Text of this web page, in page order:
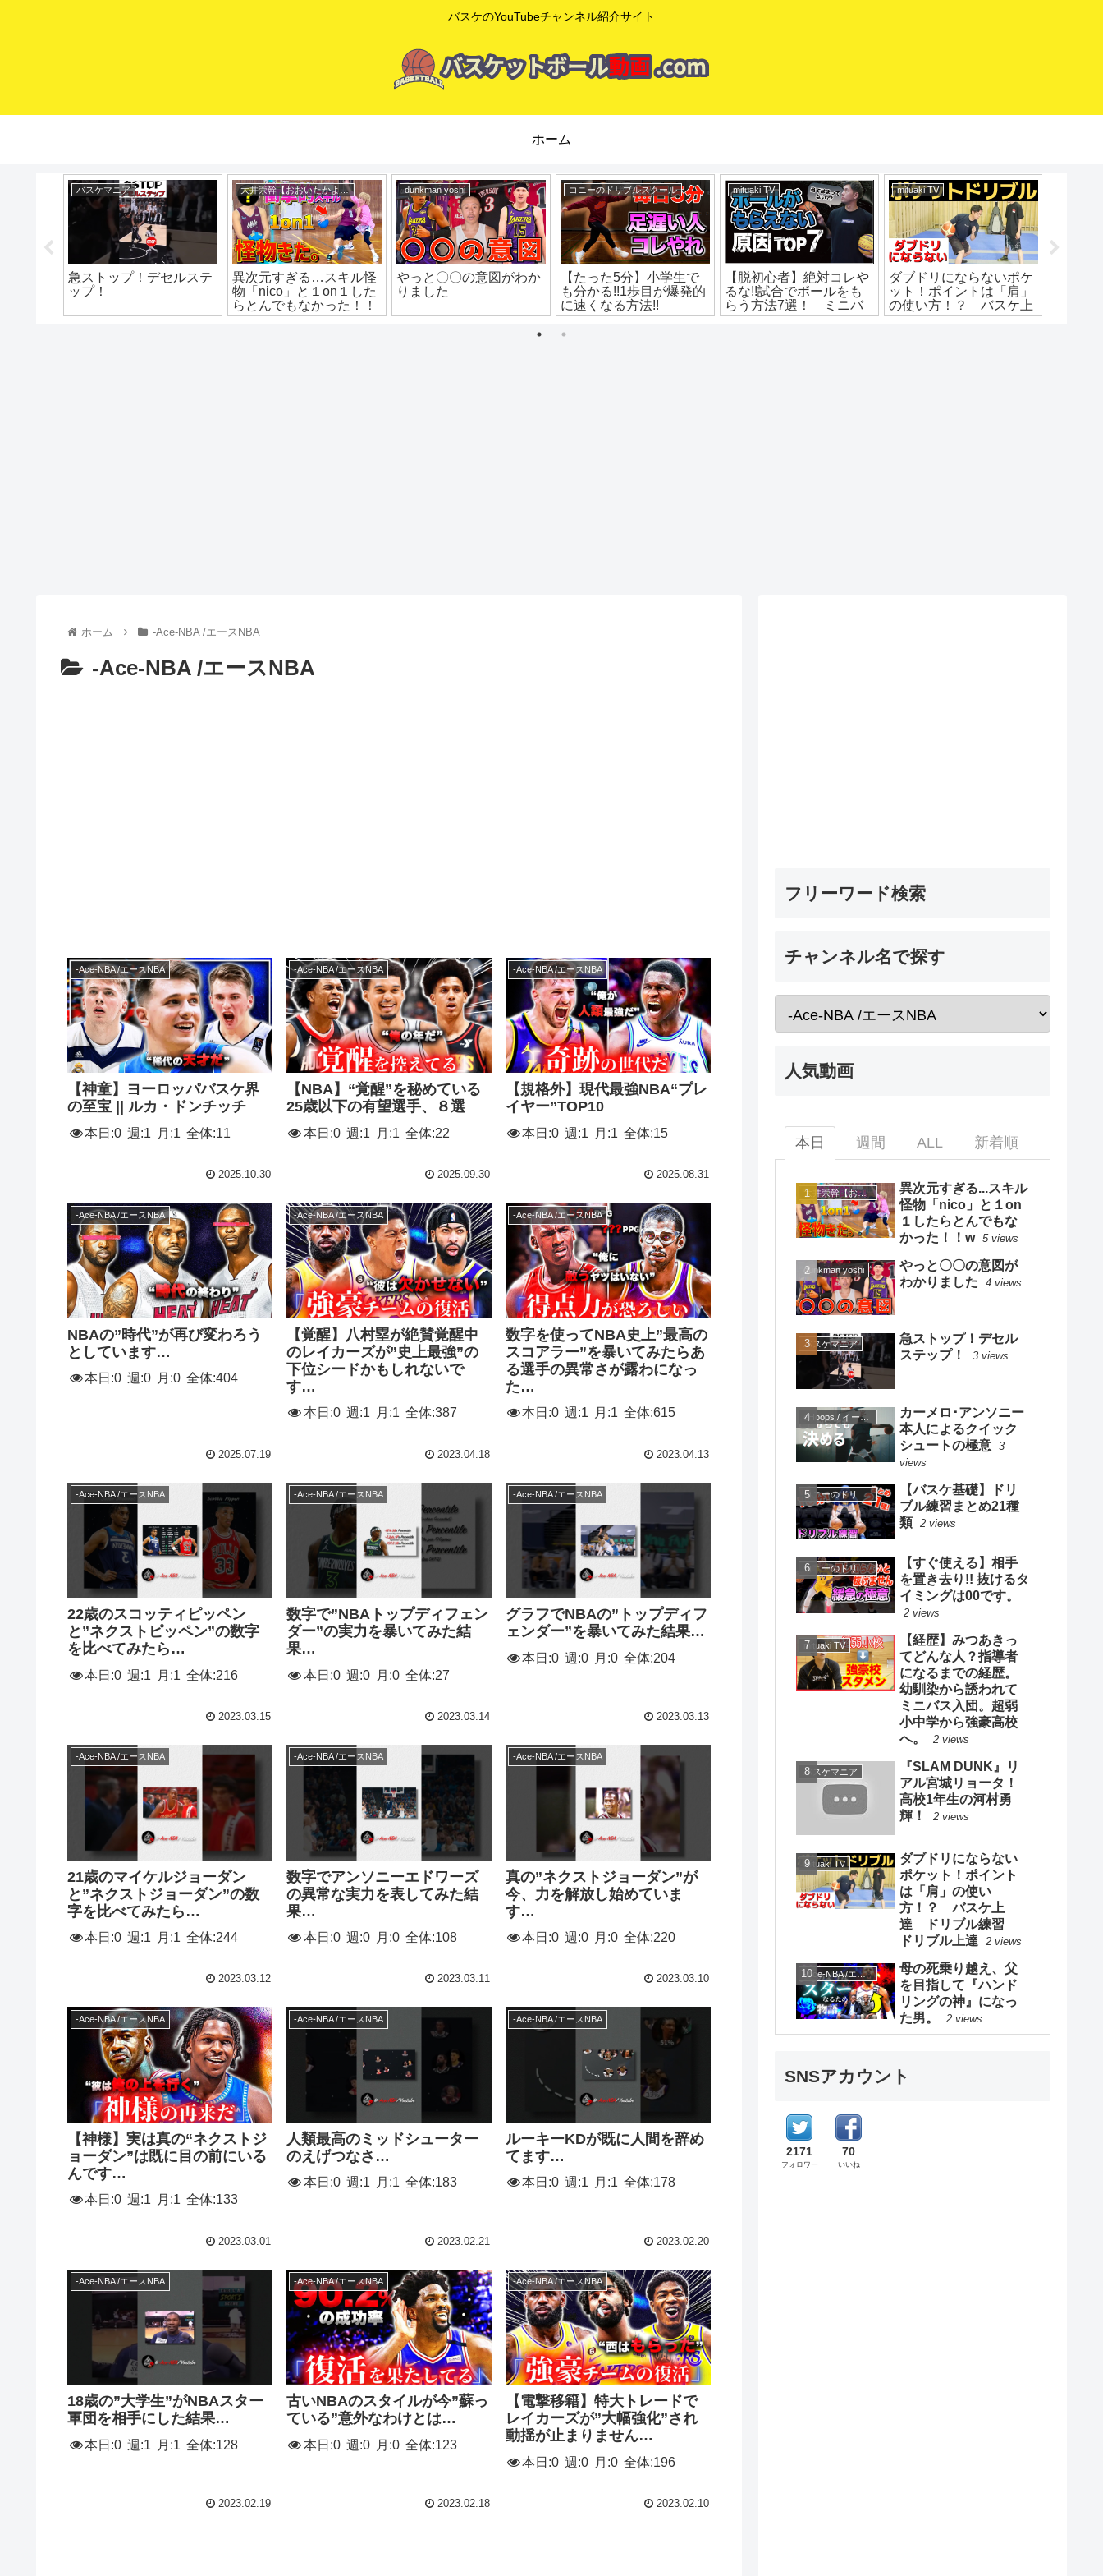
バスケのYouTubeチャンネル紹介サイト
ホーム
バスケマニア
急ストップ！デセルステ
ップ！
大井崇幹【おおいたかよし】
異次元すぎる…スキル怪
物「nico」と１on１した
らとんでもなかった！！
w
dunkman yoshi
やっと〇〇の意図がわか
りました
コニーのドリブルスクール
【たった5分】小学生で
も分かる!!1歩目が爆発的
に速くなる方法!!
mituaki TV
【脱初心者】絶対コレや
るな!!試合でボールをも
らう方法7選！ ミニバ
ス練習 ミニバス上達
mituaki TV
ダブドリにならないポケ
ット！ポイントは「肩」
の使い方！？ バスケ上
達 ドリブル練習 ドリ
ホーム -Ace-NBA /エースNBA
-Ace-NBA /エースNBA
-Ace-NBA /エースNBA
【神童】ヨーロッパバスケ界
の至宝 || ルカ・ドンチッチ
本日:0 週:1 月:1 全体:11
2025.10.30
-Ace-NBA /エースNBA
【NBA】“覚醒”を秘めている
25歳以下の有望選手、８選
本日:0 週:1 月:1 全体:22
2025.09.30
-Ace-NBA /エースNBA
【規格外】現代最強NBA“プレ
イヤー”TOP10
本日:0 週:1 月:1 全体:15
2025.08.31
-Ace-NBA /エースNBA
NBAの”時代”が再び変わろう
としています…
本日:0 週:0 月:0 全体:404
2025.07.19
-Ace-NBA /エースNBA
【覚醒】八村塁が絶賛覚醒中
のレイカーズが”史上最強”の
下位シードかもしれないで
す…
本日:0 週:1 月:1 全体:387
2023.04.18
-Ace-NBA /エースNBA
数字を使ってNBA史上”最高の
スコアラー”を暴いてみたらあ
る選手の異常さが露わになっ
た…
本日:0 週:1 月:1 全体:615
2023.04.13
-Ace-NBA /エースNBA
22歳のスコッティピッペン
と”ネクストピッペン”の数字
を比べてみたら…
本日:0 週:1 月:1 全体:216
2023.03.15
-Ace-NBA /エースNBA
数字で”NBAトップディフェン
ダー”の実力を暴いてみた結
果…
本日:0 週:0 月:0 全体:27
2023.03.14
-Ace-NBA /エースNBA
グラフでNBAの”トップディフ
ェンダー”を暴いてみた結果…
本日:0 週:0 月:0 全体:204
2023.03.13
-Ace-NBA /エースNBA
21歳のマイケルジョーダン
と”ネクストジョーダン”の数
字を比べてみたら…
本日:0 週:1 月:1 全体:244
2023.03.12
-Ace-NBA /エースNBA
数字でアンソニーエドワーズ
の異常な実力を表してみた結
果…
本日:0 週:0 月:0 全体:108
2023.03.11
-Ace-NBA /エースNBA
真の”ネクストジョーダン”が
今、力を解放し始めていま
す…
本日:0 週:0 月:0 全体:220
2023.03.10
-Ace-NBA /エースNBA
【神様】実は真の“ネクストジ
ョーダン”は既に目の前にいる
んです…
本日:0 週:1 月:1 全体:133
2023.03.01
-Ace-NBA /エースNBA
人類最高のミッドシューター
のえげつなさ…
本日:0 週:1 月:1 全体:183
2023.02.21
-Ace-NBA /エースNBA
ルーキーKDが既に人間を辞め
てます…
本日:0 週:1 月:1 全体:178
2023.02.20
-Ace-NBA /エースNBA
18歳の”大学生”がNBAスター
軍団を相手にした結果…
本日:0 週:1 月:1 全体:128
2023.02.19
-Ace-NBA /エースNBA
古いNBAのスタイルが今”蘇っ
ている”意外なわけとは…
本日:0 週:0 月:0 全体:123
2023.02.18
-Ace-NBA /エースNBA
【電撃移籍】特大トレードで
レイカーズが”大幅強化”され
動揺が止まりません…
本日:0 週:0 月:0 全体:196
2023.02.10
フリーワード検索
チャンネル名で探す
人気動画
本日 週間 ALL 新着順
大井崇幹【おおいたかよし】
異次元すぎる...スキル
怪物「nico」と１on
１したらとんでもな
かった！！w 5 views
dunkman yoshi
やっと〇〇の意図が
わかりました
4 views
バスケマニア
急ストップ！デセル
ステップ！
3 views
eHoops / イー・フープス
カーメロ･アンソニー
本人によるクイック
シュートの極意 3
views
コニーのドリブルスクール
【バスケ基礎】ドリ
ブル練習まとめ21種
類 2 views
コニーのドリブルスクール
【すぐ使える】相手
を置き去り!! 抜けるタ
イミングは00です。
2 views
mituaki TV
【経歴】みつあきっ
てどんな人？指導者
になるまでの経歴。
幼馴染から誘われて
ミニバス入団。超弱
小中学から強豪高校
へ。
2 views
バスケマニア
『SLAM DUNK』リ
アル宮城リョータ！
高校1年生の河村勇
輝！
2 views
mituaki TV
ダブドリにならない
ポケット！ポイント
は「肩」の使い
方！？ バスケ上
達 ドリブル練習
ドリブル上達
2 views
-Ace-NBA /エースNBA
母の死乗り越え、父
を目指して『ハンド
リングの神』になっ
た男。
2 views
SNSアカウント
2171
フォロワー
70
いいね